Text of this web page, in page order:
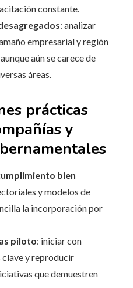
constante.
: analizar
empresarial y región
aún se carece de
áreas.
prácticas
y
bien
y modelos de
la incorporación por
piloto: iniciar con
y reproducir
que demuestren